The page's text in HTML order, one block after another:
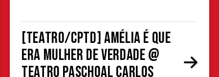
[TEATRO/CPTD] Amélia é que
era mulher de verdade @
Teatro Paschoal Carlos